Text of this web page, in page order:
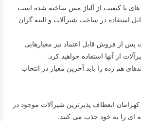
با کیفیت از آلیاژ مس ساخته شده است
استفاده در ساخت شیرآلات و البته گران
پس از فروش قابل اعتماد نیز معیارهایی
از آنها استفاده خواهید کرد.
هم رده را باید آخرین معیار در انتخاب
انعطاف پذیرترین شیرآلات موجود در
ای را به خود جذب می کنند.